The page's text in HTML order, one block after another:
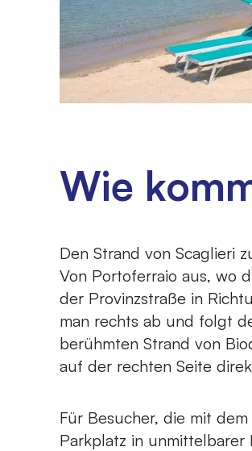
Wie
Den Strand von Scaglieri
Von Portoferraio aus, wo
der Provinzstraße in
man rechts ab und folgt
berühmten Strand von
auf der rechten Seite
Für Besucher, die mit
Parkplatz in